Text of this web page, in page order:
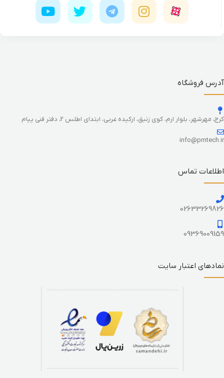
آدرس فروشگاه
کرج، مهرشهر، بلوار ارم، کوی زنبق، ارکیده غربی، ابتدای اطلس 2، دفتر فنی پیام
info@pmtech.ir
اطلاعات تماس
02633269826
09369009159
نمادهای اعتبار سایت